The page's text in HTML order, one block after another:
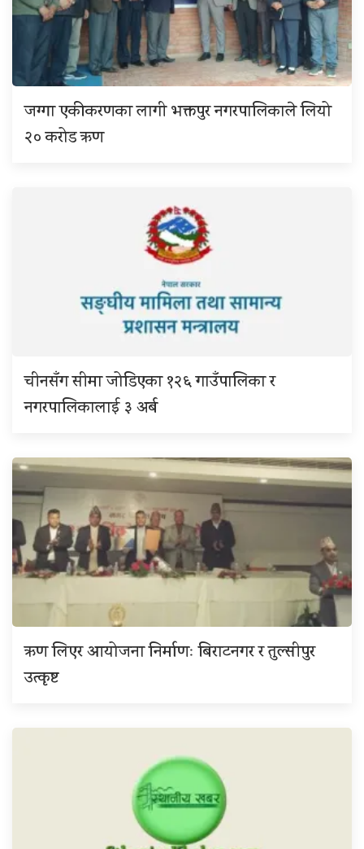
जग्गा एकीकरणका लागी भक्तपुर नगरपालिकाले लियो
२० करोड ऋण
चीनसँग सीमा जोडिएका १२६ गाउँपालिका र
नगरपालिकालाई ३ अर्ब
ऋण लिएर आयोजना निर्माणः बिराटनगर र तुल्सीपुर
उत्कृष्ट